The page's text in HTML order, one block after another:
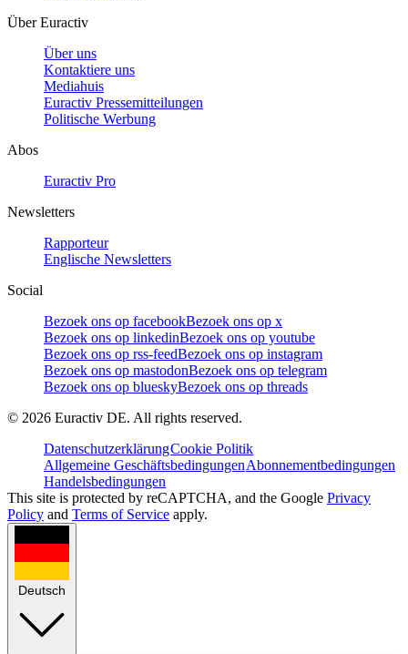
Über Euractiv
Über uns
Kontaktiere uns
Mediahuis
Euractiv Pressemitteilungen
Politische Werbung
Abos
Euractiv Pro
Newsletters
Rapporteur
Englische Newsletters
Social
Bezoek ons op facebookBezoek ons op x
Bezoek ons op linkedinBezoek ons op youtube
Bezoek ons op rss-feedBezoek ons op instagram
Bezoek ons op mastodonBezoek ons op telegram
Bezoek ons op blueskyBezoek ons op threads
© 2026 Euractiv DE. All rights reserved.
DatenschutzerklärungCookie Politik
Allgemeine GeschäftsbedingungenAbonnementbedingungen
Handelsbedingungen
This site is protected by reCAPTCHA, and the Google Privacy
Policy and Terms of Service apply.
Deutsch